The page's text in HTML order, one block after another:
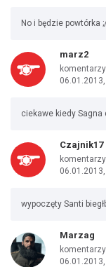
No i będzie powtórka
marz2
06.01.2013,
ciekawe kiedy
Czajnik17
wypoczęty Santi
Marzag